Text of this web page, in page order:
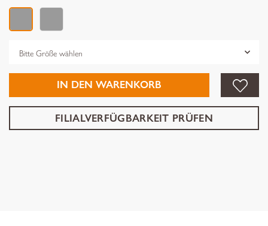
IN DEN WARENKORB
FILIALVERFÜGBARKEIT PRÜFEN